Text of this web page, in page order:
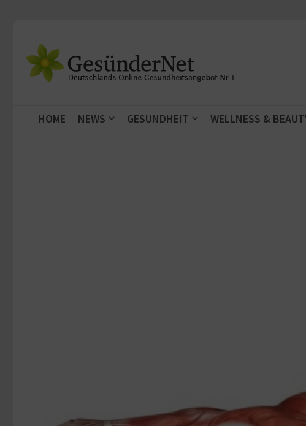
HOME NEWS GESUNDHEIT WELLNESS &